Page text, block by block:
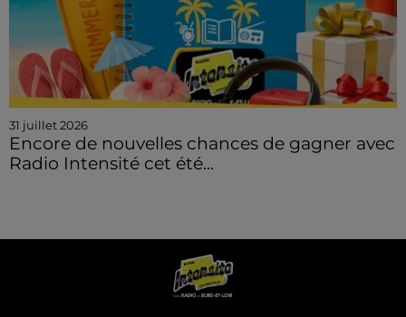
31 juillet 2026
Encore de nouvelles chances de gagner avec
Radio Intensité cet été...